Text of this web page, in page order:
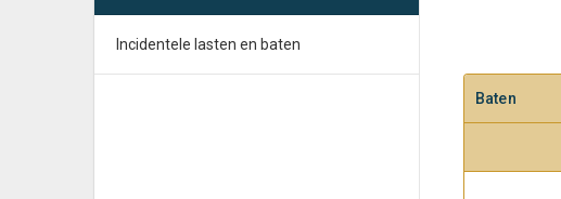
Baten
Incidentele lasten en baten